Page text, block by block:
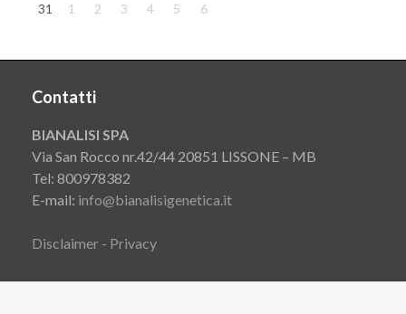
31
1 2 3 4 5 6
Contatti
BIANALISI SPA
Via San Rocco nr.42/44 20851 LISSONE – MB
Tel: 800978382
E-mail: info@bianalisigenetica.it
Disclaimer - Privacy